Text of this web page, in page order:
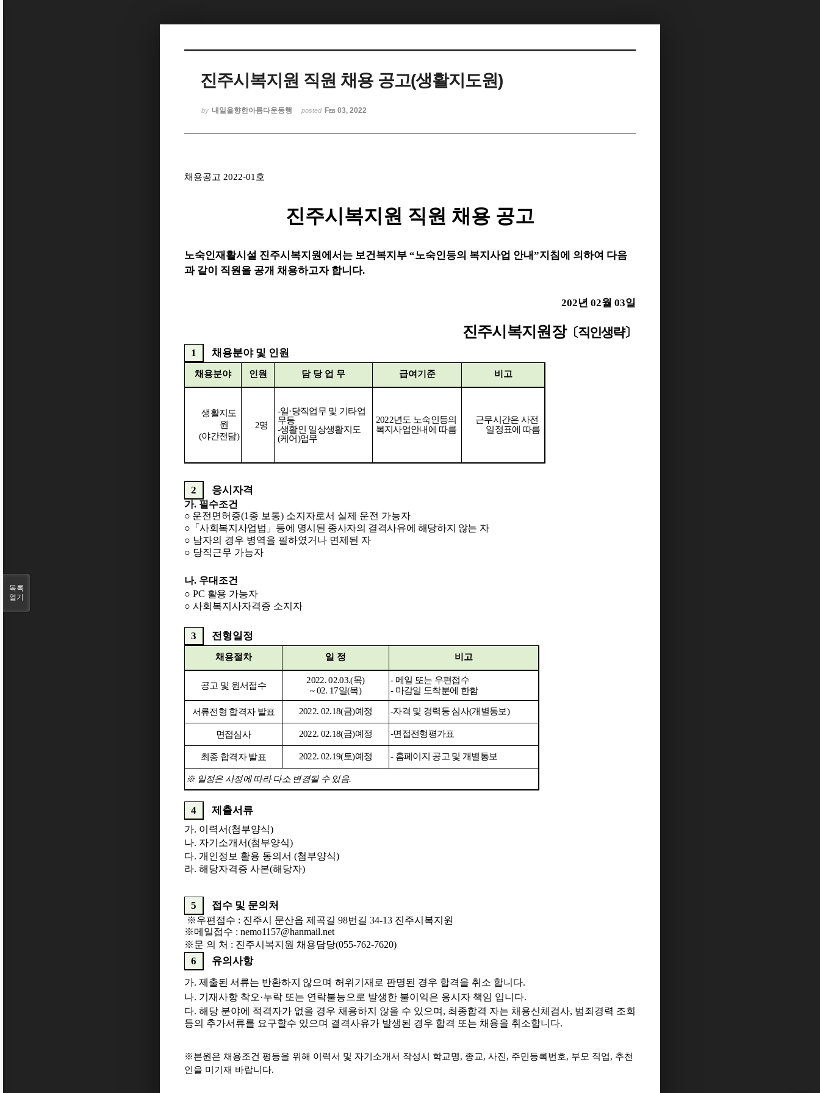
진주시복지원 직원 채용 공고(생활지도원)
by 내일을향한아름다운동행 posted Feb 03, 2022
채용공고 2022-01호
진주시복지원 직원 채용 공고
노숙인재활시설 진주시복지원에서는 보건복지부 “노숙인등의 복지사업 안내”지침에 의하여 다음
과 같이 직원을 공개 채용하고자 합니다.
202년 02월 03일
진주시복지원장〔직인생략〕
1 채용분야 및 인원
채용분야 인원 담 당 업 무 급여기준 비고
생활지도
원
(야간전담)
2명
-일·당직업무 및 기타업
무등
-생활인 일상생활지도
(케어)업무
2022년도 노숙인등의
복지사업안내에 따름
근무시간은 사전
일정표에 따름
2 응시자격
가. 필수조건
○ 운전면허증(1 종 보통) 소지자로서 실제 운전 가능자
○「사회복지사업법 」 등에 명시된 종사자의 결격사유에 해당하지 않는 자
○ 남자의 경우 병역을 필하였거나 면제된 자
○ 당직근무 가능자
나. 우대조건
○ PC 활용 가능자
○ 사회복지사자격증 소지자
3 전형일정
채용절차 일 정 비고
공고 및 원서접수
2022. 02.03.(목)
~ 02. 17일(목)
-메일 또는 우편접수
- 마감일 도착분에 한함
서류전형 합격자 발표 2022. 02.18(금)예정 -자격 및 경력등 심사(개별통보)
면접심사 2022. 02.18(금)예정 -면접전형평가표
최종 합격자 발표 2022. 02.19(토)예정 - 홈페이지 공고 및 개별통보
※ 일정은 사정에 따라 다소 변경될 수 있음.
4 제출서류
가. 이력서(첨부양식)
나. 자기소개서(첨부양식)
다. 개인정보 활용 동의서 (첨부양식)
라. 해당자격증 사본(해당자)
5 접수 및 문의처
※우편접수 : 진주시 문산읍 제곡길 98번길 34-13 진주시복지원
※메일접수 : nemo1157@hanmail.net
※문 의 처 : 진주시복지원 채용담당(055-762-7620)
6 유의사항
가. 제출된 서류는 반환하지 않으며 허위기재로 판명된 경우 합격을 취소 합니다.
나. 기재사항 착오·누락 또는 연락불능으로 발생한 불이익은 응시자 책임 입니다.
다. 해당 분야에 적격자가 없을 경우 채용하지 않을 수 있으며 , 최종합격 자는 채용신체검사, 범죄경력 조회
등의 추가서류를 요구할수 있으며 결격사유가 발생된 경우 합격 또는 채용을 취소합니다.
※본원은 채용조건 평등을 위해 이력서 및 자기소개서 작성시 학교명, 종교, 사진, 주민등록번호, 부모 직업, 추천
인을 미기재 바랍니다.
목록
열기
Sketchbook5, 스케치북5
Sketchbook5, 스케치북5